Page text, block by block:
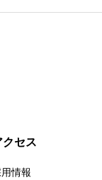
クセス
情報